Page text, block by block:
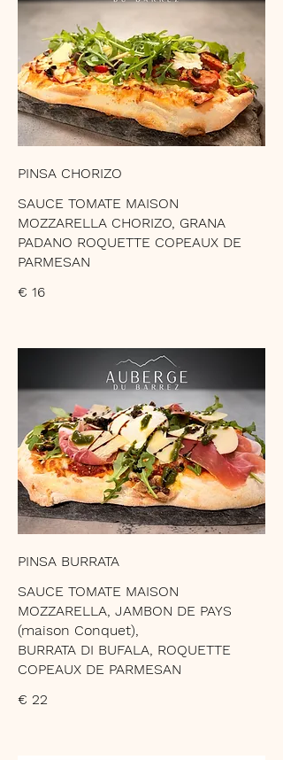
PINSA CHORIZO
SAUCE TOMATE MAISON
MOZZARELLA CHORIZO, GRANA
PADANO ROQUETTE COPEAUX DE
PARMESAN
€ 16
PINSA BURRATA
SAUCE TOMATE MAISON
MOZZARELLA, JAMBON DE PAYS
(maison Conquet),
BURRATA DI BUFALA, ROQUETTE
COPEAUX DE PARMESAN
€ 22